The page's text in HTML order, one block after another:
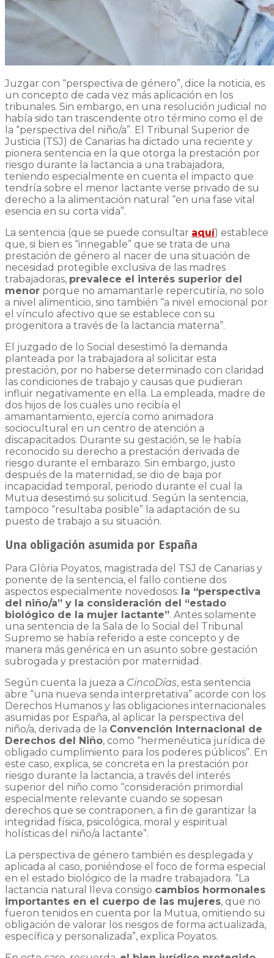
Juzgar con “perspectiva de género”, dice la noticia, es
un concepto de cada vez más aplicación en los
tribunales. Sin embargo, en una resolución judicial no
había sido tan trascendente otro término como el de
la “perspectiva del niño/a”. El Tribunal Superior de
Justicia (TSJ) de Canarias ha dictado una reciente y
pionera sentencia en la que otorga la prestación por
riesgo durante la lactancia a una trabajadora,
teniendo especialmente en cuenta el impacto que
tendría sobre el menor lactante verse privado de su
derecho a la alimentación natural “en una fase vital
esencia en su corta vida”.
La sentencia (que se puede consultar aquí) establece
que, si bien es “innegable” que se trata de una
prestación de género al nacer de una situación de
necesidad protegible exclusiva de las madres
trabajadoras, prevalece el interés superior del
menor porque no amamantarle repercutiría, no solo
a nivel alimenticio, sino también “a nivel emocional por
el vínculo afectivo que se establece con su
progenitora a través de la lactancia materna”.
El juzgado de lo Social desestimó la demanda
planteada por la trabajadora al solicitar esta
prestación, por no haberse determinado con claridad
las condiciones de trabajo y causas que pudieran
influir negativamente en ella. La empleada, madre de
dos hijos de los cuales uno recibía el
amamantamiento, ejercía como animadora
sociocultural en un centro de atención a
discapacitados. Durante su gestación, se le había
reconocido su derecho a prestación derivada de
riesgo durante el embarazo. Sin embargo, justo
después de la maternidad, se dio de baja por
incapacidad temporal, periodo durante el cual la
Mutua desestimó su solicitud. Según la sentencia,
tampoco “resultaba posible” la adaptación de su
puesto de trabajo a su situación.
Una obligación asumida por España
Para Glòria Poyatos, magistrada del TSJ de Canarias y
ponente de la sentencia, el fallo contiene dos
aspectos especialmente novedosos: la “perspectiva
del niño/a” y la consideración del “estado
biológico de la mujer lactante”. Antes solamente
una sentencia de la Sala de lo Social del Tribunal
Supremo se había referido a este concepto y de
manera más genérica en un asunto sobre gestación
subrogada y prestación por maternidad.
Según cuenta la jueza a CincoDías, esta sentencia
abre “una nueva senda interpretativa” acorde con los
Derechos Humanos y las obligaciones internacionales
asumidas por España, al aplicar la perspectiva del
niño/a, derivada de la Convención Internacional de
Derechos del Niño, como “hermenéutica jurídica de
obligado cumplimiento para los poderes públicos”. En
este caso, explica, se concreta en la prestación por
riesgo durante la lactancia, a través del interés
superior del niño como “consideración primordial
especialmente relevante cuando se sopesan
derechos que se contraponen, a fin de garantizar la
integridad física, psicológica, moral y espiritual
holísticas del niño/a lactante”.
La perspectiva de género también es desplegada y
aplicada al caso, poniéndose el foco de forma especial
en el estado biológico de la madre trabajadora. “La
lactancia natural lleva consigo cambios hormonales
importantes en el cuerpo de las mujeres, que no
fueron tenidos en cuenta por la Mutua, omitiendo su
obligación de valorar los riesgos de forma actualizada,
específica y personalizada”, explica Poyatos.